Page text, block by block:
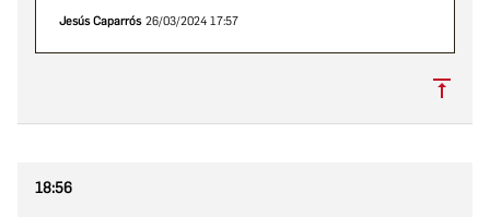
Jesús Caparrós 26/03/2024 17:57
18:56